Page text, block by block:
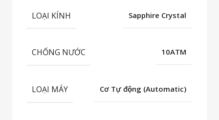
LOẠI KÍNH Sapphire Crystal
CHỐNG NƯỚC 10ATM
LOẠI MÁY Cơ Tự động (Automatic)